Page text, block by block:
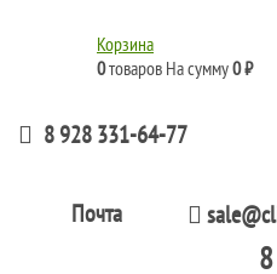
Корзина
0товаров На сумму0 ₽
8 928 331-64-77
Почта